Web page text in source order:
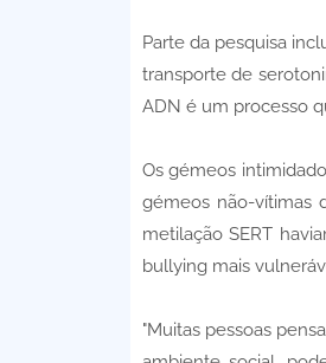
Parte da pesquisa
transporte de
ADN é um processo
Os gémeos
gémeos não-vítimas
metilação SERT
bullying mais
"Muitas pessoas